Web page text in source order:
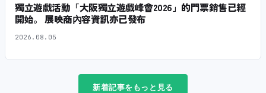
獨立遊戲活動「大阪獨立遊戲峰會2026」的門票銷售已經
開始。 展映商內容資訊亦已發布
2026.08.05
新着記事をもっと見る